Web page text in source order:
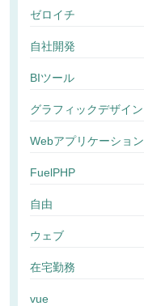
ゼロイチ
自社開発
BIツール
グラフィックデザイン
Webアプリケーション
FuelPHP
自由
ウェブ
在宅勤務
vue